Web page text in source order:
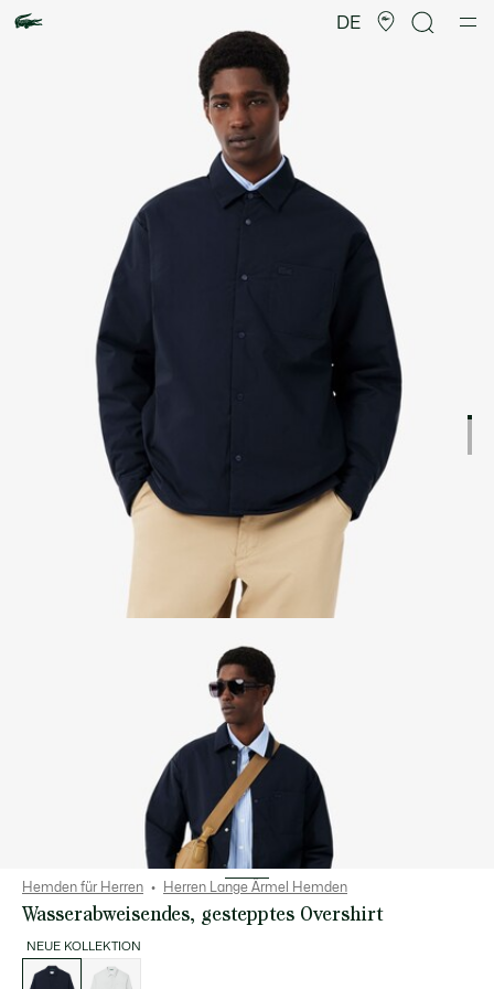
DE
Hemden für Herren Herren Lange Ärmel Hemden
Wasserabweisendes, gestepptes Overshirt
NEUE KOLLEKTION
der
Varianten